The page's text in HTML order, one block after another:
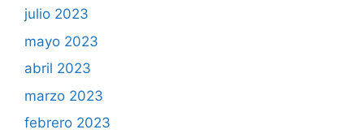
julio 2023
mayo 2023
abril 2023
marzo 2023
febrero 2023